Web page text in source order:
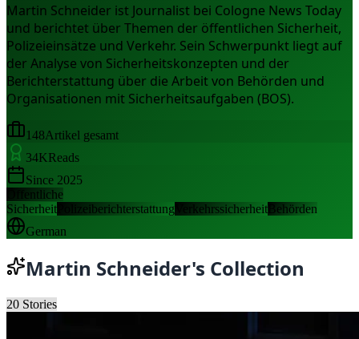
Martin Schneider ist Journalist bei Cologne News Today
und berichtet über Themen der öffentlichen Sicherheit,
Polizeieinsätze und Verkehr. Sein Schwerpunkt liegt auf
der Analyse von Sicherheitskonzepten und der
Berichterstattung über die Arbeit von Behörden und
Organisationen mit Sicherheitsaufgaben (BOS).
148Artikel gesamt
34KReads
Since 2025
Öffentliche
Sicherheit Polizeiberichterstattung Verkehrssicherheit Behörden
German
Martin Schneider's Collection
20 Stories